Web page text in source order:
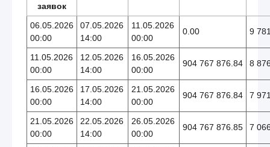
заявок
06.05.2026
00:00
07.05.2026
14:00
11.05.2026
00:00
0.00 9
11.05.2026
00:00
12.05.2026
14:00
16.05.2026
00:00
904 767 876.84 8
16.05.2026
00:00
17.05.2026
14:00
21.05.2026
00:00
904 767 876.84 7
21.05.2026
00:00
22.05.2026
14:00
26.05.2026
00:00
904 767 876.85 7